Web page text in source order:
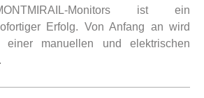
Monitors ist ein
Erfolg. Von Anfang an wird
manuellen und elektrischen